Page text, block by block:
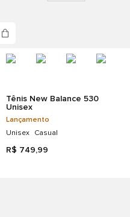
Tênis New Balance 530
Unisex
Lançamento
Unisex Casual
R$ 749,99